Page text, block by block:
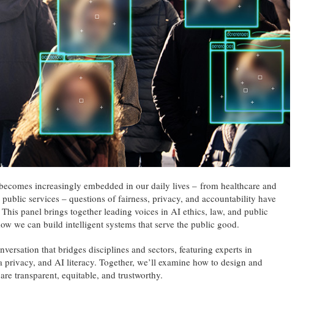
increasingly embedded in our daily lives – from healthcare and
services – questions of fairness, privacy, and accountability have
panel brings together leading voices in AI ethics, law, and public
we can build intelligent systems that serve the public good.
that bridges disciplines and sectors, featuring experts in
privacy, and AI literacy. Together, we’ll examine how to design and
transparent, equitable, and trustworthy.